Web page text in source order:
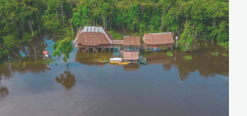
puesto-Yarana